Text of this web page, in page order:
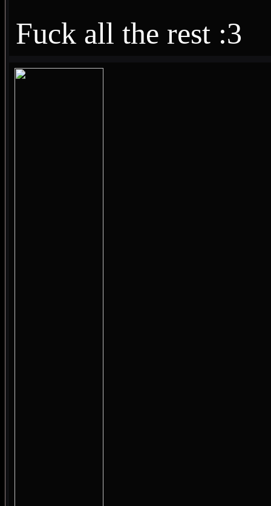
Fuck all the rest :3